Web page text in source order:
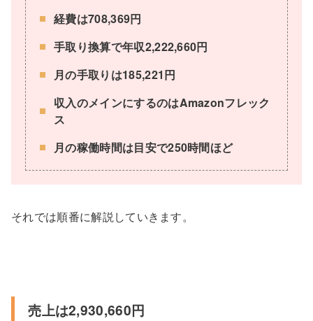
経費は708,369円
手取り換算で年収2,222,660円
月の手取りは185,221円
収入のメインにするのはAmazonフレック
ス
月の稼働時間は目安で250時間ほど
それでは順番に解説していきます。
売上は2,930,660円